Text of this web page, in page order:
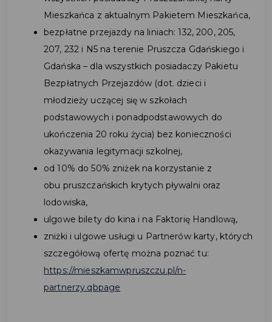
Mieszkańca z aktualnym Pakietem Mieszkańca,
bezpłatne przejazdy na liniach: 132, 200, 205,
207, 232 i N5 na terenie Pruszcza Gdańskiego i
Gdańska – dla wszystkich posiadaczy Pakietu
Bezpłatnych Przejazdów (dot. dzieci i
młodzieży uczącej się w szkołach
podstawowych i ponadpodstawowych do
ukończenia 20 roku życia) bez konieczności
okazywania legitymacji szkolnej,
od 10% do 50% zniżek na korzystanie z
obu pruszczańskich krytych pływalni oraz
lodowiska,
ulgowe bilety do kina i na Faktorię Handlową,
zniżki i ulgowe usługi u Partnerów karty, których
szczegółową ofertę można poznać tu:
https://mieszkamwpruszczu.pl/n-
partnerzy.qbpage